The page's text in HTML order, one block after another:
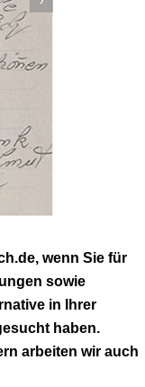
wenn Sie für
sowie
in Ihrer
haben.
arbeiten wir auch